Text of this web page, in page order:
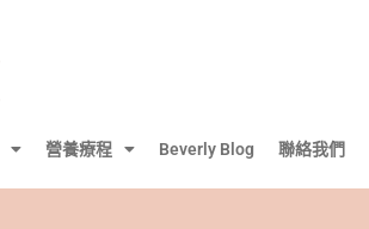
營養療程 Beverly Blog 聯絡我們